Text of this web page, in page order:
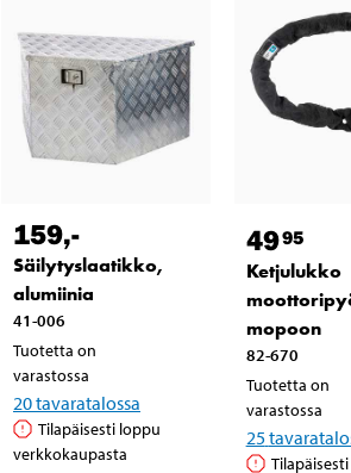
159,-
Säilytyslaatikko,
alumiinia
41-006
Tuotetta on
varastossa
20tavaratalossa
Tilapäisesti loppu
verkkokaupasta
4995
Ketjulukko
mopoon
82-670
Tuotetta on
varastossa
25